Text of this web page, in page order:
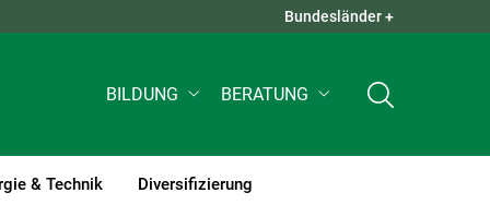
QUICK LINKS +
Bundesländer +
BILDUNG BERATUNG
& Technik Diversifizierung